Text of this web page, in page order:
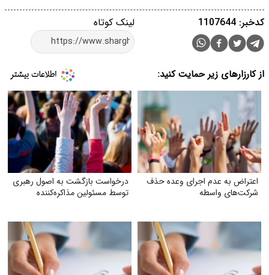
لینک کوتاه کدخبر: 1107644
از کارزارهای زیر حمایت کنید:
اعتراض به عدم اجرای وعده حذف
شرکت‌های واسطه
درخواست بازگشت به اصول رهبری
توسط مسئولین مذاکره‌کننده